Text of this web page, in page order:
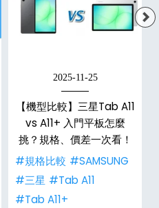
2025-11-25
【機型比較】三星Tab A11
vs A11+ 入門平板怎麼
挑？規格、價差一次看！
#規格比較 #SAMSUNG
#三星 #Tab A11
#Tab A11+